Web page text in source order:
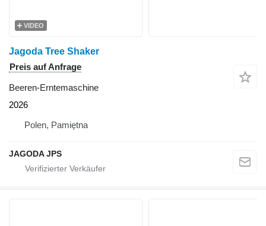
VIDEO
Jagoda Tree Shaker
Preis auf Anfrage
Beeren-Erntemaschine
2026
Polen, Pamiętna
JAGODA JPS